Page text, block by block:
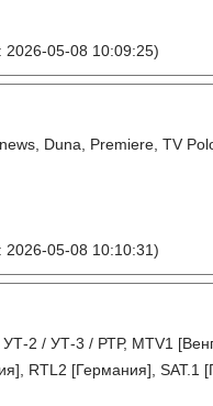
2026-05-08 10:09:25)
Duna, Premiere, TV
2026-05-08 10:10:31)
2 / УТ-3 / РТР, MTV1
RTL2 [Германия], SAT.1